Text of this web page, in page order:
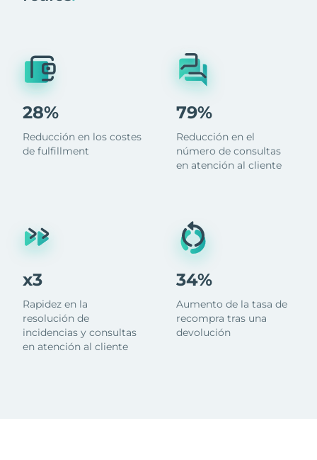
28%
Reducción en los costes
de fulfillment
x3
Rapidez en la
resolución de
incidencias y consultas
en atención al cliente
79%
Reducción en el
número de consultas
en atención al cliente
34%
Aumento de la tasa de
recompra tras una
devolución